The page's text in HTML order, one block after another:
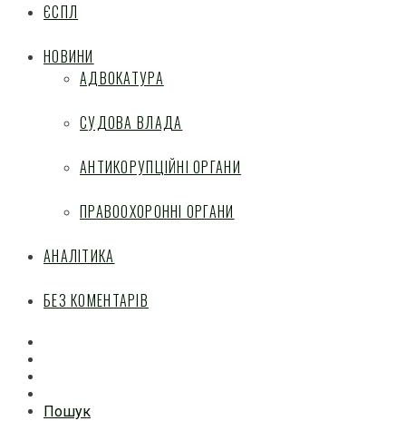
ЄСПЛ
НОВИНИ
АДВОКАТУРА
СУДОВА ВЛАДА
АНТИКОРУПЦІЙНІ ОРГАНИ
ПРАВООХОРОННІ ОРГАНИ
АНАЛІТИКА
БЕЗ КОМЕНТАРІВ
Пошук